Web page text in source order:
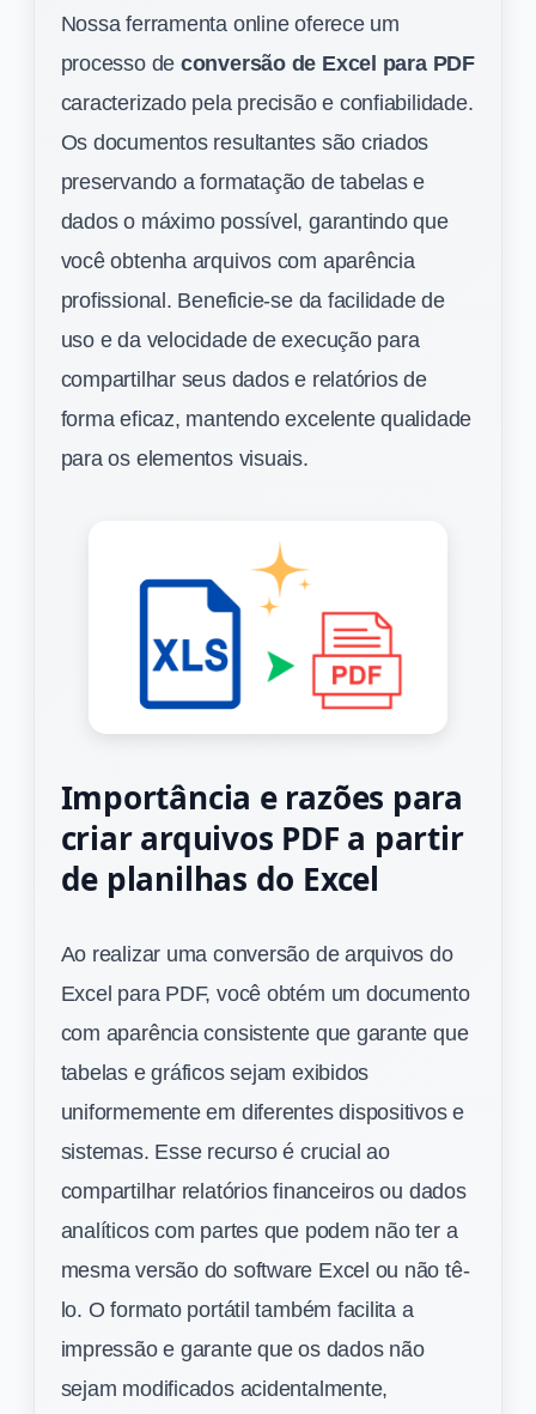
Nossa ferramenta online oferece um
processo de conversão de Excel para PDF
caracterizado pela precisão e confiabilidade.
Os documentos resultantes são criados
preservando a formatação de tabelas e
dados o máximo possível, garantindo que
você obtenha arquivos com aparência
profissional. Beneficie-se da facilidade de
uso e da velocidade de execução para
compartilhar seus dados e relatórios de
forma eficaz, mantendo excelente qualidade
para os elementos visuais.
Importância e razões para
criar arquivos PDF a partir
de planilhas do Excel
Ao realizar uma conversão de arquivos do
Excel para PDF, você obtém um documento
com aparência consistente que garante que
tabelas e gráficos sejam exibidos
uniformemente em diferentes dispositivos e
sistemas. Esse recurso é crucial ao
compartilhar relatórios financeiros ou dados
analíticos com partes que podem não ter a
mesma versão do software Excel ou não tê-
lo. O formato portátil também facilita a
impressão e garante que os dados não
sejam modificados acidentalmente,